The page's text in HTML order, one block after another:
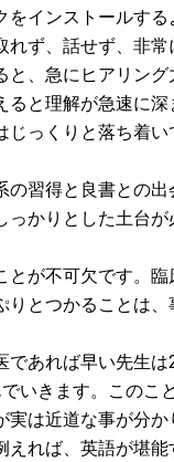
インストールす
ず、話せず、非
、急にヒアリン
と理解が急速に
っくりと落ち着い
の習得と良書との
かりとした土台が
とが不可欠です。
とつかることは、
であれば早い先生
いきます。このこ
実は近道な事が分
えれば、英語が堪